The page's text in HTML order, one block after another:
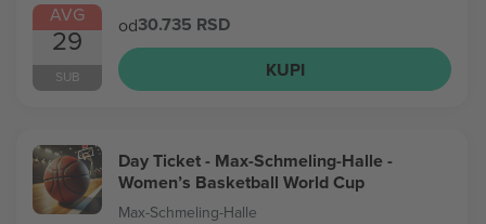
AVG
29
SUB
od30.735 RSD
KUPI
Day Ticket - Max-Schmeling-Halle -
Women’s Basketball World Cup
Max-Schmeling-Halle